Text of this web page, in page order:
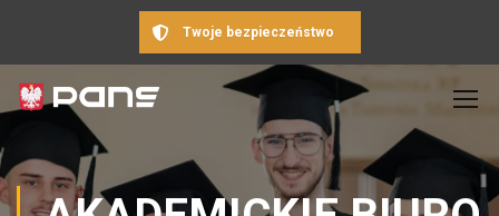
Twoje bezpieczeństwo